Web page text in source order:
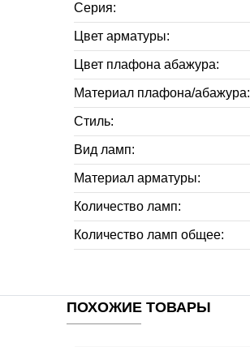
Серия:
Цвет арматуры:
Цвет плафона абажура:
Материал плафона/абажура:
Стиль:
Вид ламп:
Материал арматуры:
Количество ламп:
Количество ламп общее:
ПОХОЖИЕ ТОВАРЫ